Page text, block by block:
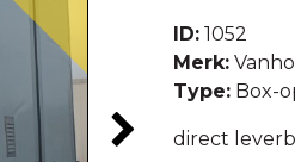
ID: 1052
Merk:
Type: Box-
direct